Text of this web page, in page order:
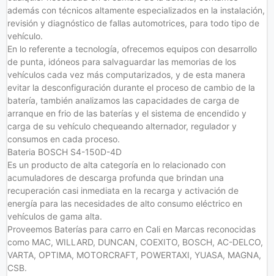
además con técnicos altamente especializados en la instalación,
revisión y diagnóstico de fallas automotrices, para todo tipo de
vehículo.
En lo referente a tecnología, ofrecemos equipos con desarrollo
de punta, idóneos para salvaguardar las memorias de los
vehículos cada vez más computarizados, y de esta manera
evitar la desconfiguración durante el proceso de cambio de la
batería, también analizamos las capacidades de carga de
arranque en frio de las baterías y el sistema de encendido y
carga de su vehículo chequeando alternador, regulador y
consumos en cada proceso.
Bateria BOSCH S4-150D-4D
Es un producto de alta categoría en lo relacionado con
acumuladores de descarga profunda que brindan una
recuperación casi inmediata en la recarga y activación de
energía para las necesidades de alto consumo eléctrico en
vehículos de gama alta.
Proveemos Baterías para carro en Cali en Marcas reconocidas
como MAC, WILLARD, DUNCAN, COEXITO, BOSCH, AC-DELCO,
VARTA, OPTIMA, MOTORCRAFT, POWERTAXI, YUASA, MAGNA,
CSB.